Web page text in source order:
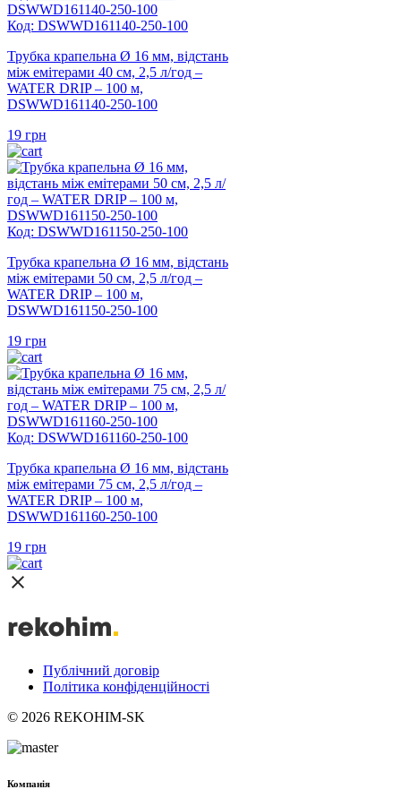
Код: DSWWD161140-250-100
Трубка крапельна Ø 16 мм, відстань
між емітерами 40 см, 2,5 л/год –
WATER DRIP – 100 м,
DSWWD161140-250-100
19 грн
Код: DSWWD161150-250-100
Трубка крапельна Ø 16 мм, відстань
між емітерами 50 см, 2,5 л/год –
WATER DRIP – 100 м,
DSWWD161150-250-100
19 грн
Код: DSWWD161160-250-100
Трубка крапельна Ø 16 мм, відстань
між емітерами 75 см, 2,5 л/год –
WATER DRIP – 100 м,
DSWWD161160-250-100
19 грн
Публічний договір
Політика конфіденційності
© 2026 REKOHIM-SK
Компанія